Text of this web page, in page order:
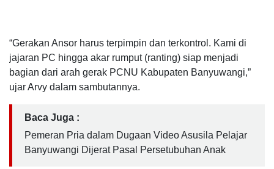
“Gerakan Ansor harus terpimpin dan terkontrol. Kami di
jajaran PC hingga akar rumput (ranting) siap menjadi
bagian dari arah gerak PCNU Kabupaten Banyuwangi,”
ujar Arvy dalam sambutannya.
Baca Juga :
Pemeran Pria dalam Dugaan Video Asusila Pelajar
Banyuwangi Dijerat Pasal Persetubuhan Anak